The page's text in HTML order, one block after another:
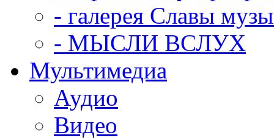
- галерея Славы
- МЫСЛИ ВСЛУХ
Мультимедиа
Аудио
Видео